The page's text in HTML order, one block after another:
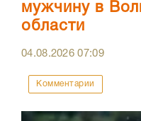
мужчину в
области
04.08.202607:09
Комментарии